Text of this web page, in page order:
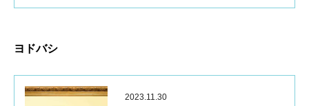
ヨドバシ
2023.11.30